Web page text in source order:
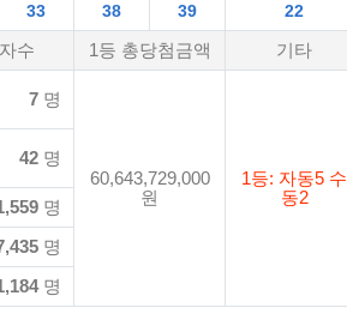
33 38 39 22
수 1등 총당첨금액 기타
7 명
60,643,729,000
원
1등: 자동5 수
동2
42 명
명
명
명